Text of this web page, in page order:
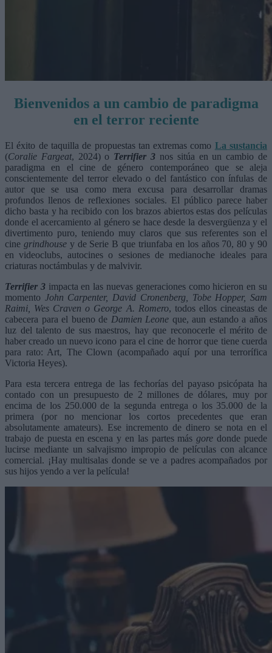
Bienvenidos a un cambio de paradigma
en el terror reciente
El éxito de taquilla de propuestas tan extremas como La sustancia
(Coralie Fargeat, 2024) o Terrifier 3 nos sitúa en un cambio de
paradigma en el cine de género contemporáneo que se aleja
conscientemente del terror elevado o del fantástico con ínfulas de
autor que se usa como mera excusa para desarrollar dramas
profundos llenos de reflexiones sociales. El público parece haber
dicho basta y ha recibido con los brazos abiertos estas dos películas
donde el acercamiento al género se hace desde la desvergüenza y el
divertimento puro, teniendo muy claros que sus referentes son el
cine grindhousey de Serie B que triunfaba en los años 70, 80 y 90
en videoclubs, autocines o sesiones de medianoche ideales para
criaturas noctámbulas y de malvivir.
Terrifier 3 impacta en las nuevas generaciones como hicieron en su
momento John Carpenter, David Cronenberg, Tobe Hopper, Sam
Raimi, Wes Craven o George A. Romero, todos ellos cineastas de
cabecera para el bueno de Damien Leone que, aun estando a años
luz del talento de sus maestros, hay que reconocerle el mérito de
haber creado un nuevo icono para el cine de horror que tiene cuerda
para rato: Art, The Clown (acompañado aquí por una terrorífica
Victoria Heyes).
Para esta tercera entrega de las fechorías del payaso psicópata ha
contado con un presupuesto de 2 millones de dólares, muy por
encima de los 250.000 de la segunda entrega o los 35.000 de la
primera (por no mencionar los cortos precedentes que eran
absolutamente amateurs). Ese incremento de dinero se nota en el
trabajo de puesta en escena y en las partes másgore donde puede
lucirse mediante un salvajismo impropio de películas con alcance
comercial. ¡Hay multisalas donde se ve a padres acompañados por
sus hijos yendo a ver la película!